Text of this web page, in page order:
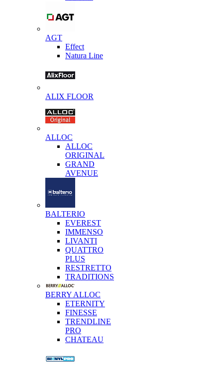
AGT
Effect
Natura Line
ALIX FLOOR
ALLOC
ALLOC
ORIGINAL
GRAND
AVENUE
BALTERIO
EVEREST
IMMENSO
LIVANTI
QUATTRO
PLUS
RESTRETTO
TRADITIONS
BERRY ALLOC
ETERNITY
FINESSE
TRENDLINE
PRO
CHATEAU